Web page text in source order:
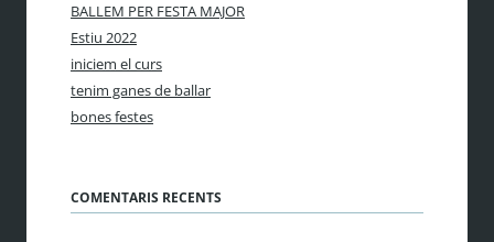
BALLEM PER FESTA MAJOR
Estiu 2022
iniciem el curs
tenim ganes de ballar
bones festes
COMENTARIS RECENTS